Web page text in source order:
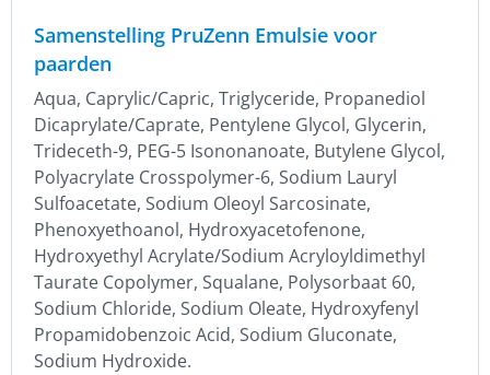
Samenstelling PruZenn Emulsie voor
paarden
Aqua, Caprylic/Capric, Triglyceride, Propanediol
Dicaprylate/Caprate, Pentylene Glycol, Glycerin,
Trideceth-9, PEG-5 Isononanoate, Butylene Glycol,
Polyacrylate Crosspolymer-6, Sodium Lauryl
Sulfoacetate, Sodium Oleoyl Sarcosinate,
Phenoxyethoanol, Hydroxyacetofenone,
Hydroxyethyl Acrylate/Sodium Acryloyldimethyl
Taurate Copolymer, Squalane, Polysorbaat 60,
Sodium Chloride, Sodium Oleate, Hydroxyfenyl
Propamidobenzoic Acid, Sodium Gluconate,
Sodium Hydroxide.